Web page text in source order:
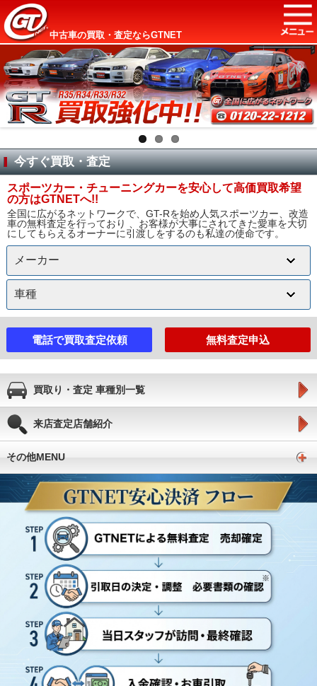
中古車の買取・査定ならGTNET
Previous
Next
今すぐ買取・査定
スポーツカー・チューニングカーを安心して高価買取希望
の方はGTNETへ!!
全国に広がるネットワークで、GT-Rを始め人気スポーツカー、改造
車の無料査定を行っており 、お客様が大事にされてきた愛車を大切
にしてもらえるオーナーに引渡しをするのも私達の使命です。
電話で買取査定依頼 無料査定申込
買取り・査定 車種別一覧
来店査定店舗紹介
その他MENU